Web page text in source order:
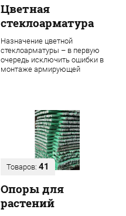
Цветная
стеклоарматура
Назначение цветной
стеклоарматуры – в первую
очередь исключить ошибки в
монтаже армирующей
Товаров: 41
Опоры для
растений